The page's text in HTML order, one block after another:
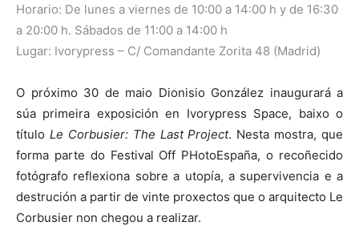
Horario: De lunes a viernes de 10:00 a 14:00 h y de 16:30
a 20:00 h. Sábados de 11:00 a 14:00 h
Lugar: Ivorypress – C/ Comandante Zorita 48 (Madrid)
O próximo 30 de maio Dionisio González inaugurará a
súa primeira exposición en Ivorypress Space, baixo o
título Le Corbusier: The Last Project. Nesta mostra, que
forma parte do Festival Off PHotoEspaña, o recoñecido
fotógrafo reflexiona sobre a utopía, a supervivencia e a
destrución a partir de vinte proxectos que o arquitecto Le
Corbusier non chegou a realizar.